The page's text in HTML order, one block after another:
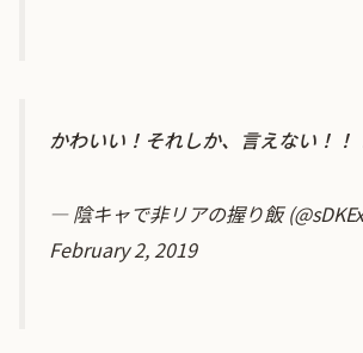
かわいい！それしか、言えない！！
— 陰キャで非リアの握り飯
February 2, 2019